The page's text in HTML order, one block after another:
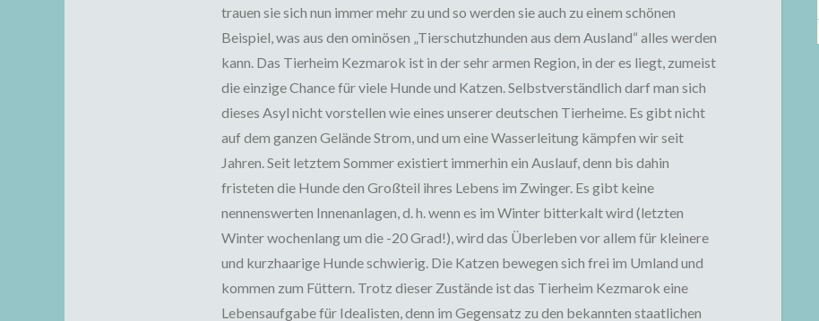
trauen sie sich nun immer mehr zu und so werden sie auch zu einem schönen
Beispiel, was aus den ominösen „Tierschutzhunden aus dem Ausland“ alles werden
kann. Das Tierheim Kezmarok ist in der sehr armen Region, in der es liegt, zumeist
die einzige Chance für viele Hunde und Katzen. Selbstverständlich darf man sich
dieses Asyl nicht vorstellen wie eines unserer deutschen Tierheime. Es gibt nicht
auf dem ganzen Gelände Strom, und um eine Wasserleitung kämpfen wir seit
Jahren. Seit letztem Sommer existiert immerhin ein Auslauf, denn bis dahin
fristeten die Hunde den Großteil ihres Lebens im Zwinger. Es gibt keine
nennenswerten Innenanlagen, d. h. wenn es im Winter bitterkalt wird (letzten
Winter wochenlang um die -20 Grad!), wird das Überleben vor allem für kleinere
und kurzhaarige Hunde schwierig. Die Katzen bewegen sich frei im Umland und
kommen zum Füttern. Trotz dieser Zustände ist das Tierheim Kezmarok eine
Lebensaufgabe für Idealisten, denn im Gegensatz zu den bekannten staatlichen